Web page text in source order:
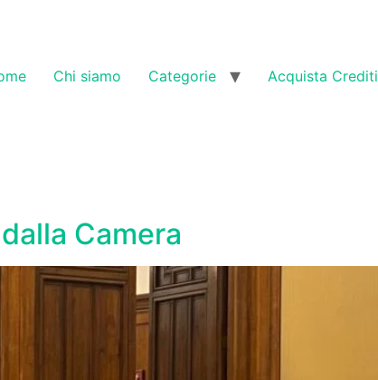
Chi siamo Categorie Acquista Crediti
Camera